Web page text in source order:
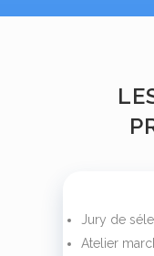
Jury de
Atelier